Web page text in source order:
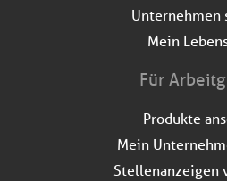
Unternehmen
Mein
Für
Produkte
Mein
Stellenanzeigen